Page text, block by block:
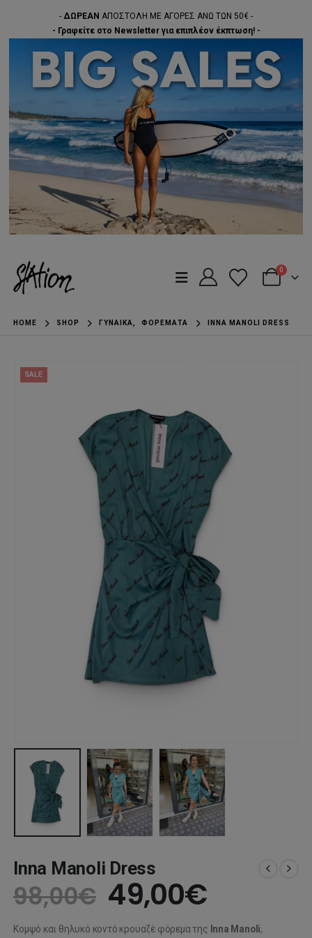
- ΔΩΡΕΑΝ ΑΠΟΣΤΟΛΗ ΜΕ ΑΓΟΡΕΣ ΑΝΩ ΤΩΝ 50€ -
- Γραφείτε στο Newsletter για επιπλέον έκπτωση! -
0
HOME SHOP ΓΥΝΑΊΚΑ, ΦΟΡΈΜΑΤΑ INNA MANOLI DRESS
SALE
Inna Manoli Dress
98,00€ Original
price
49,00€Η
Κομψό και θηλυκό κοντό κρουαζέ φόρεμα της Inna Manoli,